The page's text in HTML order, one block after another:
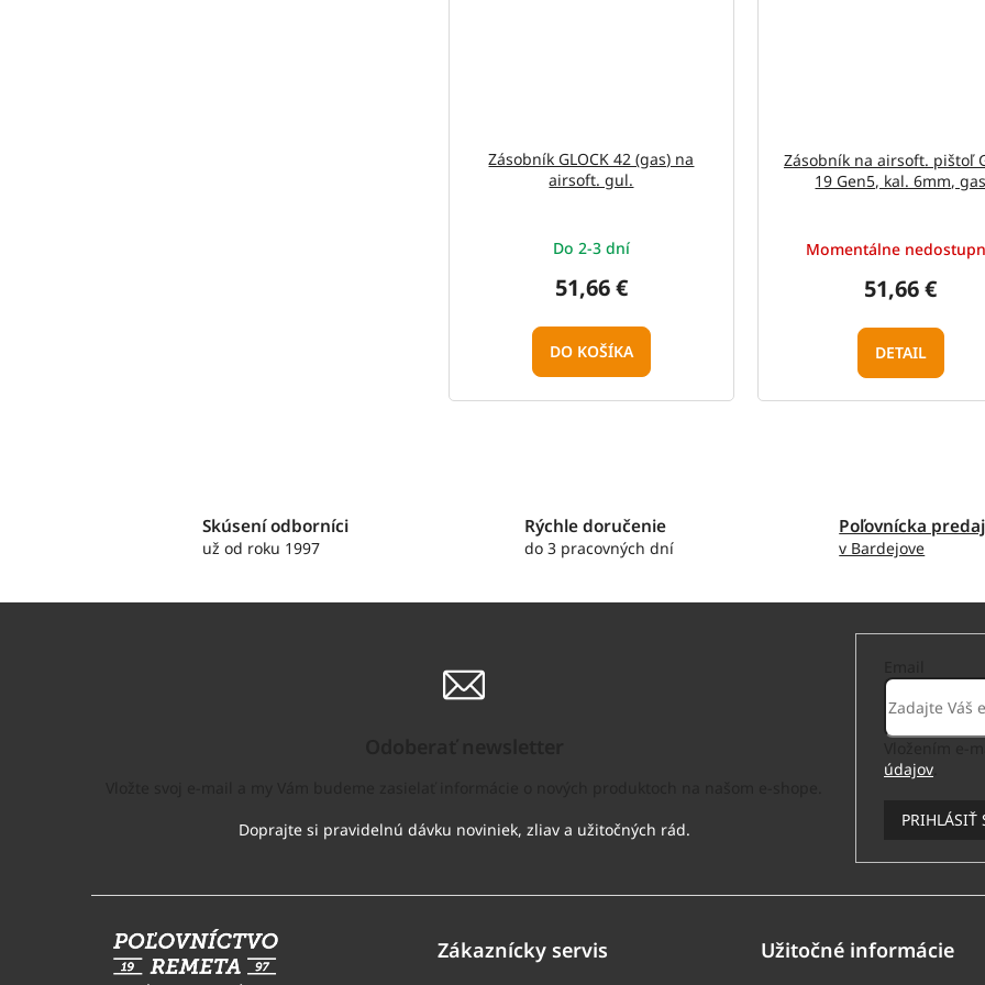
Zásobník GLOCK 42 (gas) na
airsoft. gul.
Do 2-3 dní
51,66 €
DO KOŠÍKA
Zásobník na airsoft. pištoľ
19 Gen5, kal. 6mm, gas
Momentálne
51,66 €
DETAIL
d
a
e
p
y
v
p
s
Skúsení odborníci
už od roku 1997
Rýchle doručenie
do 3 pracovných dní
Poľovnícka
v Bardejove
údajov
PRIHLÁSIŤ
Zákaznícky servis Užitočné informácie